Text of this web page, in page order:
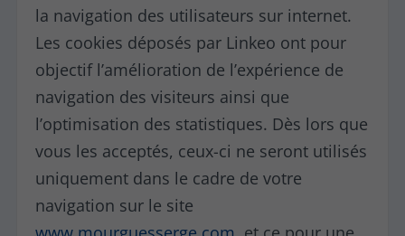
la navigation des utilisateurs sur internet.
Les cookies déposés par Linkeo ont pour
objectif l’amélioration de l’expérience de
navigation des visiteurs ainsi que
l’optimisation des statistiques. Dès lors que
vous les acceptés, ceux-ci ne seront utilisés
uniquement dans le cadre de votre
navigation sur le site